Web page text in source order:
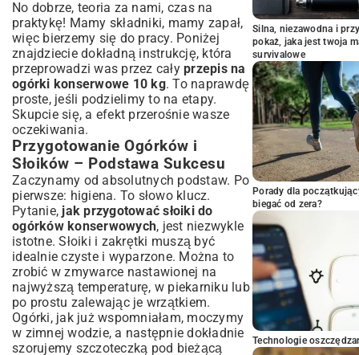
No dobrze, teoria za nami, czas na
praktykę! Mamy składniki, mamy zapał,
więc bierzemy się do pracy. Poniżej
znajdziecie dokładną instrukcję, która
przeprowadzi was przez cały przepis na
ogórki konserwowe 10 kg. To naprawdę
proste, jeśli podzielimy to na etapy.
Skupcie się, a efekt przerośnie wasze
oczekiwania.
Przygotowanie Ogórków i
Słoików – Podstawa Sukcesu
Zaczynamy od absolutnych podstaw. Po
pierwsze: higiena. To słowo klucz.
Pytanie, jak przygotować słoiki do
ogórków konserwowych, jest niezwykle
istotne. Słoiki i zakrętki muszą być
idealnie czyste i wyparzone. Można to
zrobić w zmywarce nastawionej na
najwyższą temperaturę, w piekarniku lub
po prostu zalewając je wrzątkiem.
Ogórki, jak już wspomniałam, moczymy
w zimnej wodzie, a następnie dokładnie
szorujemy szczoteczką pod bieżącą
Silna, niezawodna i
pokaż, jaka jest twoja
survivalowe
Porady dla
biegać od zera?
Technologie